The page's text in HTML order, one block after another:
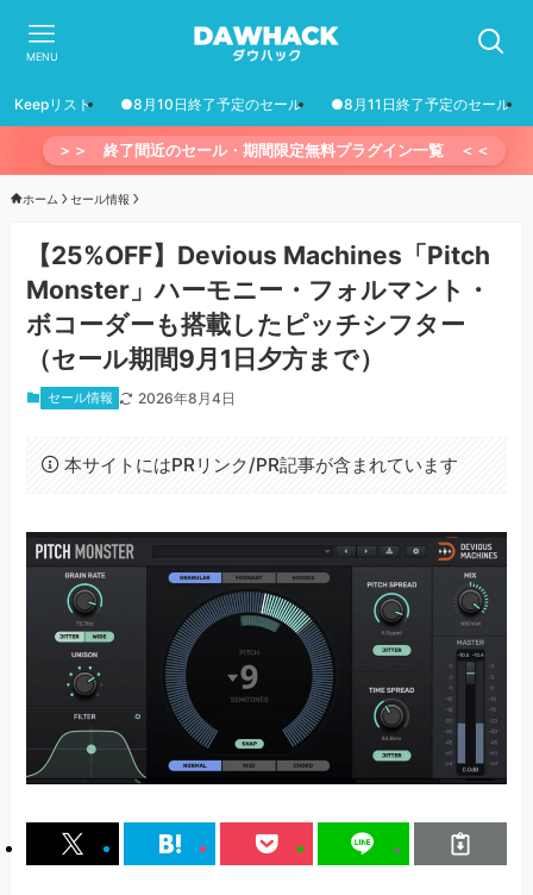
MENU
Keepリスト ●8月10日終了予定のセール ●8月11日終了予定のセール
＞＞ 終了間近のセール・期間限定無料プラグイン一覧 ＜＜
ホーム セール情報
【25%OFF】Devious Machines「Pitch
Monster」ハーモニー・フォルマント・
ボコーダーも搭載したピッチシフター
（セール期間9月1日夕方まで）
セール情報 2026年8月4日
本サイトにはPRリンク/PR記事が含まれています